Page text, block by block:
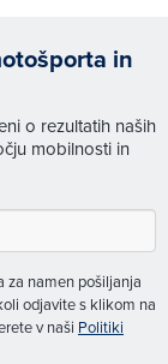
in
o rezultatih naših
mobilnosti in
za namen pošiljanja
odjavite s klikom na
v naši Politiki